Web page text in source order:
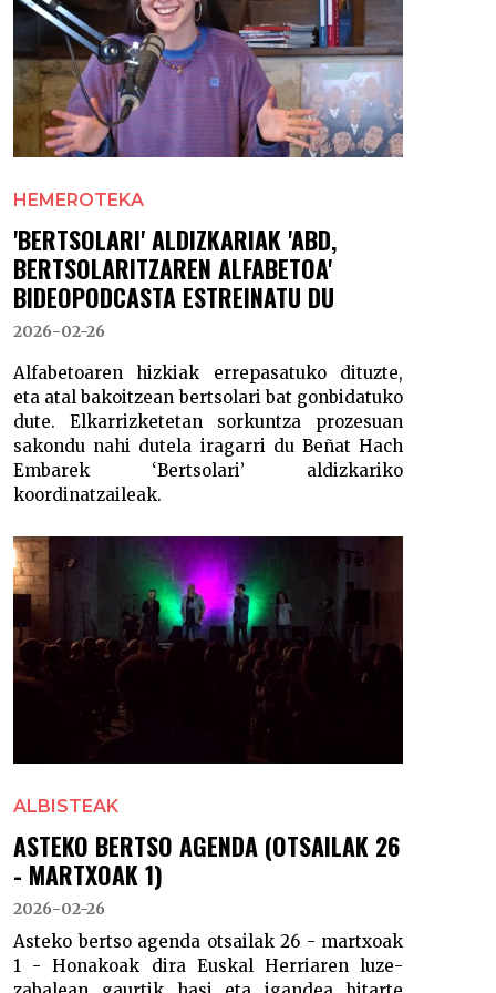
HEMEROTEKA
'BERTSOLARI' ALDIZKARIAK 'ABD,
BERTSOLARITZAREN ALFABETOA'
BIDEOPODCASTA ESTREINATU DU
2026-02-26
Alfabetoaren hizkiak errepasatuko dituzte,
eta atal bakoitzean bertsolari bat gonbidatuko
dute. Elkarrizketetan sorkuntza prozesuan
sakondu nahi dutela iragarri du Beñat Hach
Embarek ‘Bertsolari’ aldizkariko
koordinatzaileak.
ALBISTEAK
ASTEKO BERTSO AGENDA (OTSAILAK 26
- MARTXOAK 1)
2026-02-26
Asteko bertso agenda otsailak 26 - martxoak
1 - Honakoak dira Euskal Herriaren luze-